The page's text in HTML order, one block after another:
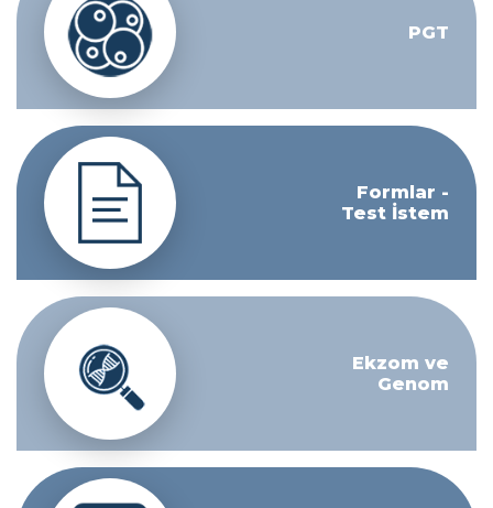
PGT
Formlar -
Test İstem
Ekzom ve
Genom